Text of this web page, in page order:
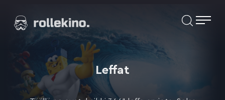
suoraan
Elokuvat ja elokuva-arviot | Rollekino.fi
lopputekstien
jälkeen.
Leffat